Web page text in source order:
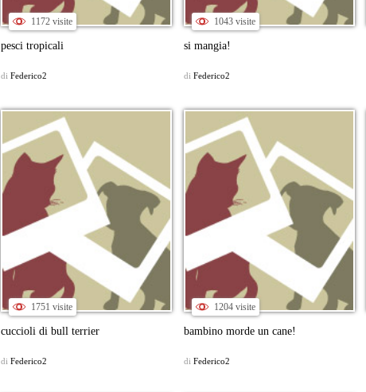
1172 visite
pesci tropicali
di Federico2
1043 visite
si mangia!
di Federico2
1751 visite
cuccioli di bull terrier
di Federico2
1204 visite
bambino morde un cane!
di Federico2